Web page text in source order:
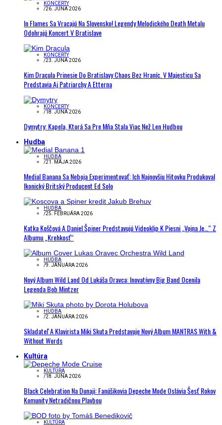
KONCERTY
/26. JÚNA 2026
In Flames Sa Vracajú Na Slovensko! Legendy Melodického Death Metalu
Odohrajú Koncert V Bratislave
KONCERTY
/23. JÚNA 2026
Kim Dracula Prinesie Do Bratislavy Chaos Bez Hraníc. V Majesticu Sa
Predstavia Aj Patriarchy A Etterna
KONCERTY
/18. JÚNA 2026
Dymytry: Kapela, Ktorá Sa Pre Mňa Stala Viac Než Len Hudbou
Hudba
HUDBA
/21. MÁJA 2026
Medial Banana Sa Neboja Experimentovať: Ich Najnovšiu Hitovku Produkoval
Ikonický Britský Producent Ed Solo
HUDBA
/25. FEBRUÁRA 2026
Katka Koščová A Daniel Špiner Predstavujú Videoklip K Piesni „Vojna Je…“ Z
Albumu „Krehkosť“
HUDBA
/9. JANUÁRA 2026
Nový Album Wild Land Od Lukáša Oravca: Inovatívny Big Band Ocenila
Legenda Bob Mintzer
HUDBA
/2. JANUÁRA 2026
Skladateľ A Klavirista Miki Skuta Predstavuje Nový Album MANTRAS With &
Without Words
Kultúra
KULTÚRA
/18. JÚNA 2026
Black Celebration Na Dunaji: Fanúšikovia Depeche Mode Oslávia Šesť Rokov
Komunity Netradičnou Plavbou
KULTÚRA